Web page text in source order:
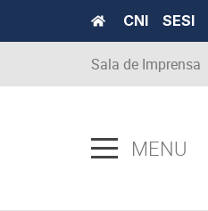
CNI SESI
Sala de Imprensa
MENU